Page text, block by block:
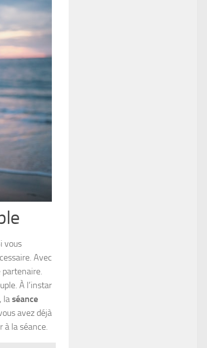
vous
Avec
partenaire.
À l’instar
laséance
avez déjà
à la séance.